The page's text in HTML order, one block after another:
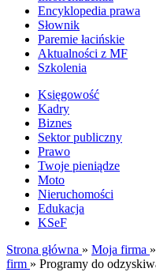
Encyklopedia prawa
Słownik
Paremie łacińskie
Aktualności z MF
Szkolenia
Księgowość
Kadry
Biznes
Sektor publiczny
Prawo
Twoje pieniądze
Moto
Nieruchomości
Edukacja
KSeF
Strona główna » Moja firma »
firm » Programy do